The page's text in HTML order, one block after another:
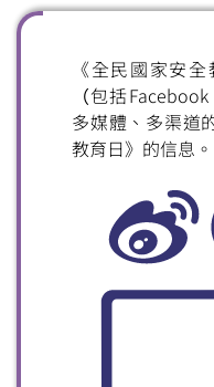
《全民國家安
（包括
多媒體、多渠道
教育日》的信息。
掃一掃關注我們